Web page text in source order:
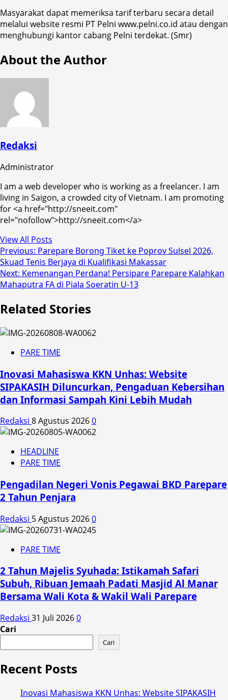
Masyarakat dapat memeriksa tarif terbaru secara detail
melalui website resmi PT Pelni www.pelni.co.id atau dengan
menghubungi kantor cabang Pelni terdekat. (Smr)
About the Author
Redaksi
Administrator
I am a web developer who is working as a freelancer. I am
living in Saigon, a crowded city of Vietnam. I am promoting
for <a href="http://sneeit.com"
rel="nofollow">http://sneeit.com</a>
View All Posts
Post
navigation
Previous: Parepare Borong Tiket ke Poprov Sulsel 2026,
Skuad Tenis Berjaya di Kualifikasi Makassar
Next: Kemenangan Perdana! Persipare Parepare Kalahkan
Mahaputra FA di Piala Soeratin U-13
Related Stories
PARE TIME
Inovasi Mahasiswa KKN Unhas: Website
SIPAKASIH Diluncurkan, Pengaduan Kebersihan
dan Informasi Sampah Kini Lebih Mudah
Redaksi 8 Agustus 20260
HEADLINE
PARE TIME
Pengadilan Negeri Vonis Pegawai BKD Parepare
2 Tahun Penjara
Redaksi 5 Agustus 20260
PARE TIME
2 Tahun Majelis Syuhada: Istikamah Safari
Subuh, Ribuan Jemaah Padati Masjid Al Manar
Bersama Wali Kota & Wakil Wali Parepare
Redaksi 31 Juli 20260
Cari
Cari
Recent Posts
Inovasi Mahasiswa KKN Unhas: Website SIPAKASIH